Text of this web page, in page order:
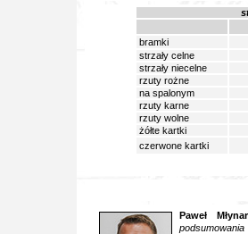
bramki
strzały celne
strzały niecelne
rzuty rożne
na spalonym
rzuty karne
rzuty wolne
żółte kartki
czerwone kartki
Paweł